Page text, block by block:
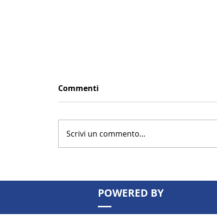
Patrimonio immobiliare:
basta più. Come valorizzarlo per
Commenti
Scrivi un commento...
POWERED BY